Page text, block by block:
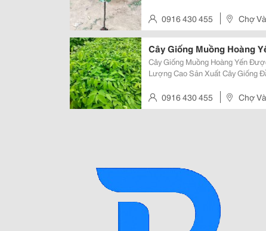
Giống Mít Thái Siêu Sớm Này
0916 430 455 Chợ
Cây Giống Muồng Hoàng
Cây Giống Muồng Hoàng Yến
Lượng Cao Sản Xuất Cây Giống
Giống Và Trái Thân: Thuộc Cây
0916 430 455 Chợ